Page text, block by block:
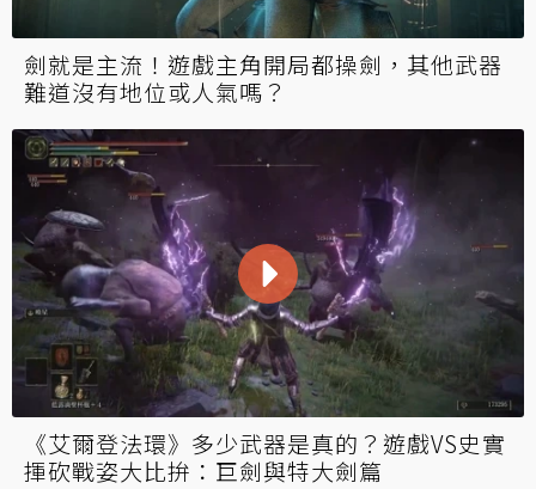
劍就是主流！遊戲主角開局都操劍，其他武器
難道沒有地位或人氣嗎？
《艾爾登法環》多少武器是真的？遊戲VS史實
揮砍戰姿大比拚：巨劍與特大劍篇